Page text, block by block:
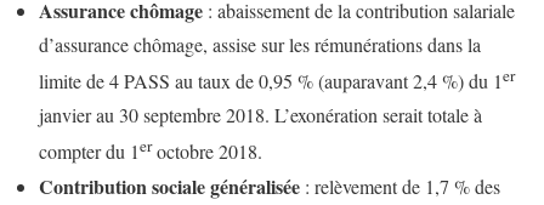
Assurance chômage : abaissement de la contribution salariale
d’assurance chômage, assise sur les rémunérations dans la
limite de 4 PASS au taux de 0,95 % (auparavant 2,4 %) du 1er
janvier au 30 septembre 2018. L’exonération serait totale à
compter du 1eroctobre 2018.
Contribution sociale généralisée : relèvement de 1,7 % des